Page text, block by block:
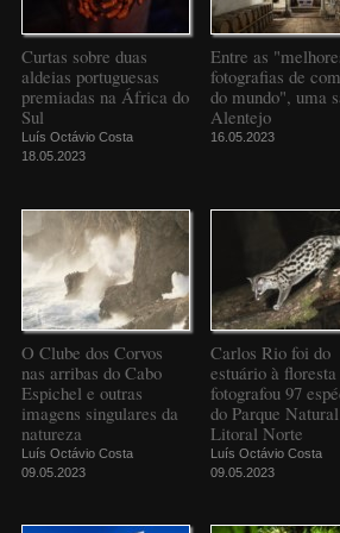
Curtas sobre duas
aldeias portuguesas
premiadas na África do
Sul
Luís Octávio Costa
18.05.2023
Entre as
fotografias de
do mundo", uma
Alentejo
16.05.2023
O Clube dos Corvos
nas arribas do Cabo
Espichel e outras
imagens singulares da
natureza
Luís Octávio Costa
09.05.2023
Carlos Rio foi do
estuário à floresta
fotografou 97
do Parque Natural
Litoral Norte
Luís Octávio Costa
09.05.2023